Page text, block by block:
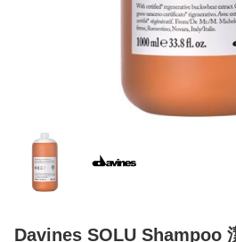
Davines SOLU Shampoo